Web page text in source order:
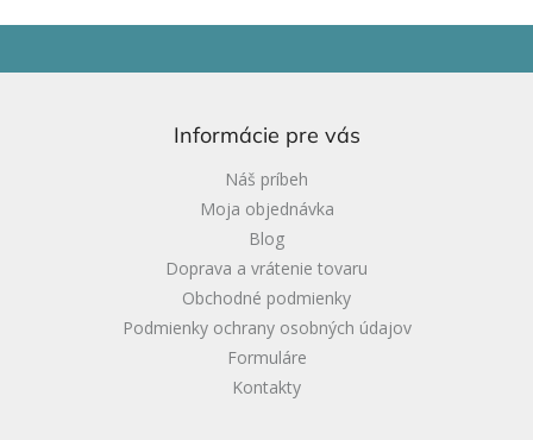
Informácie pre vás
Náš príbeh
Moja objednávka
Blog
Doprava a vrátenie tovaru
Obchodné podmienky
Podmienky ochrany osobných údajov
Formuláre
Kontakty